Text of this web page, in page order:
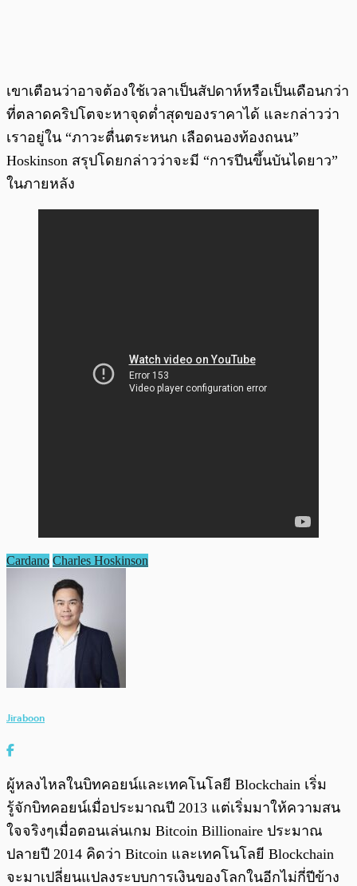
เขาเตือนว่าอาจต้องใช้เวลาเป็นสัปดาห์หรือเป็นเดือนกว่า
ที่ตลาดคริปโตจะหาจุดต่ำสุดของราคาได้ และกล่าวว่า
เราอยู่ใน “ภาวะตื่นตระหนก เลือดนองท้องถนน”
Hoskinson สรุปโดยกล่าวว่าจะมี “การปีนขึ้นบันไดยาว”
ในภายหลัง
Cardano Charles Hoskinson
Jiraboon
ผู้หลงไหลในบิทคอยน์และเทคโนโลยี Blockchain เริ่ม
รู้จักบิทคอยน์เมื่อประมาณปี 2013 แต่เริ่มมาให้ความสน
ใจจริงๆเมื่อตอนเล่นเกม Bitcoin Billionaire ประมาณ
ปลายปี 2014 คิดว่า Bitcoin และเทคโนโลยี Blockchain
จะมาเปลี่ยนแปลงระบบการเงินของโลกในอีกไม่กี่ปีข้าง